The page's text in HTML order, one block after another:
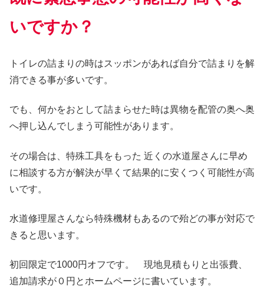
いですか？
トイレの詰まりの時はスッポンがあれば自分で詰まりを解
消できる事が多いです。
でも、何かをおとして詰まらせた時は異物を配管の奥へ奥
へ押し込んでしまう可能性があります。
その場合は、特殊工具をもった 近くの水道屋さんに早め
に相談する方が解決が早くて結果的に安くつく可能性が高
いです。
水道修理屋さんなら特殊機材もあるので殆どの事が対応で
きると思います。
初回限定で1000円オフです。 現地見積もりと出張費、
追加請求が０円とホームページに書いています。